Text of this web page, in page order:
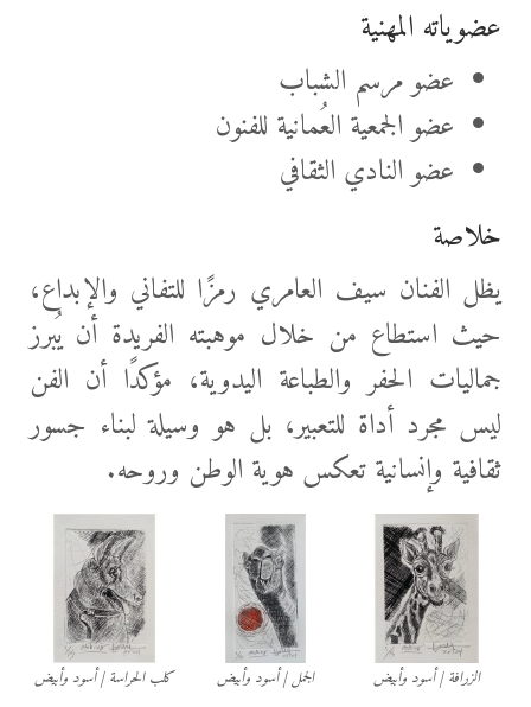
عضوياته المهنية
عضو مرسم الشباب
عضو الجمعية العُمانية للفنون
عضو النادي الثقافي
خلاصة
يظل الفنان سيف العامري رمزًا للتفاني والإبداع،
حيث استطاع من خلال موهبته الفريدة أن يُبرز
جماليات الحفر والطباعة اليدوية، مؤكدًا أن الفن
ليس مجرد أداة للتعبير، بل هو وسيلة لبناء جسور
ثقافية وإنسانية تعكس هوية الوطن وروحه.
الزرافة | أسود وأبيض الجمل | أسود وأبيض كلب الحراسة | أسود وأبيض